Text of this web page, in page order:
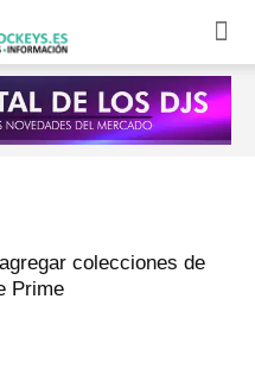
colecciones de
Prime